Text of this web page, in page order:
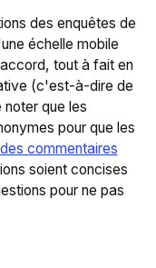
des enquêtes de
échelle mobile
tout à fait en
(c'est-à-dire de
noter que les
pour que les
commentaires
soient concises
pour ne pas